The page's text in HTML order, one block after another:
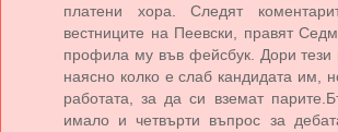
платени хора. Следят
вестниците на Пеевски, правят
профила му във фейсбук. Дори
наясно колко е слаб кандидата им,
работата, за да си вземат
имало и четвърти въпрос за